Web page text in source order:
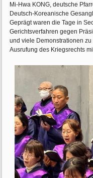
Mi-Hwa KONG, deutsche
Deutsch-Koreanische
Geprägt waren die Tage in
Gerichtsverfahren gegen
und viele Demonstrationen
Ausrufung des Kriegsrechts